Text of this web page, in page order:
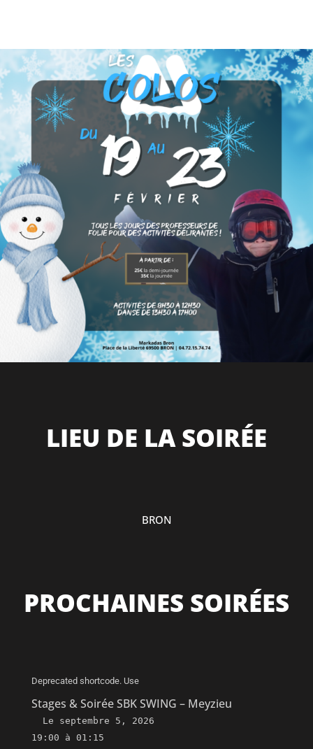
LIEU DE LA SOIRÉE
BRON
PROCHAINES SOIRÉES
Deprecated shortcode. Use
Stages & Soirée SBK SWING – Meyzieu
Le septembre 5, 2026
19:00 à 01:15